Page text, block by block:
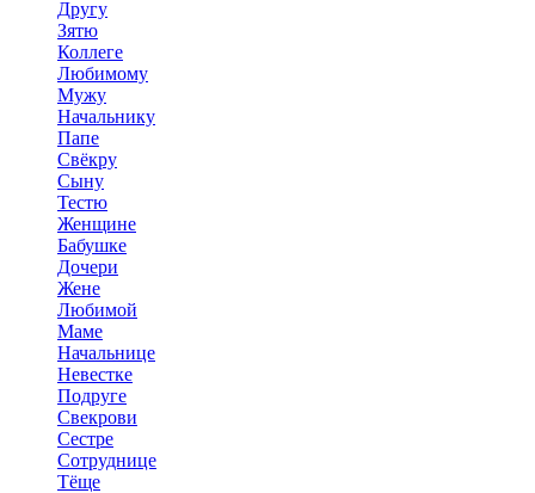
Другу
Зятю
Коллеге
Любимому
Мужу
Начальнику
Папе
Свёкру
Сыну
Тестю
Женщине
Бабушке
Дочери
Жене
Любимой
Маме
Начальнице
Невестке
Подруге
Свекрови
Сестре
Сотруднице
Тёще